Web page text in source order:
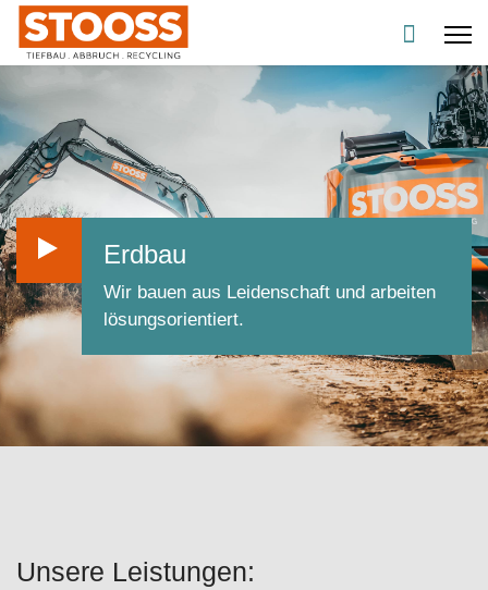
Erdbau
Wir bauen aus Leidenschaft und arbeiten
lösungsorientiert.
Unsere Leistungen: